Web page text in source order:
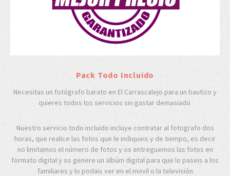
Pack Todo Incluido
Necesitas un fotógrafo barato en El Carrascalejo para un bautizo y
quieres todos los servicios sin gastar demasiado
Nuestro servicio todo incluido incluye contratar al fotografo dos
horas, que realice las fotos que le indiqueis y de tiempo, es decir
no limitamos el número de fotos y os entreguemos las fotos en
formato digital y os genere un albúm digital para que lo paseis a los
familiares y lo podais ver en el movil o la televisión